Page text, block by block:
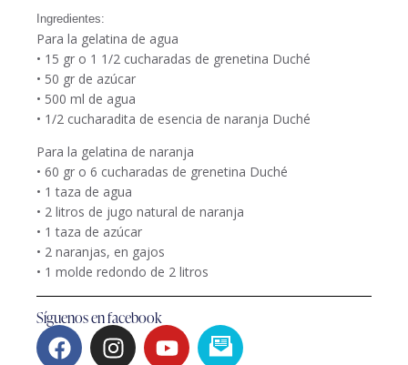
Ingredientes:
Para la gelatina de agua
• 15 gr o 1 1/2 cucharadas de grenetina Duché
• 50 gr de azúcar
• 500 ml de agua
• 1/2 cucharadita de esencia de naranja Duché
Para la gelatina de naranja
• 60 gr o 6 cucharadas de grenetina Duché
• 1 taza de agua
• 2 litros de jugo natural de naranja
• 1 taza de azúcar
• 2 naranjas, en gajos
• 1 molde redondo de 2 litros
Síguenos en facebook